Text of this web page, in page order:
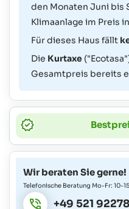
den Monaten Juni bis
Klimaanlage im Preis
Für dieses Haus fällt
Die Kurtaxe
Gesamtpreis bereits
Wir beraten Sie gerne!
Telefonische Beratung Mo-Fr: 10-
+49 521